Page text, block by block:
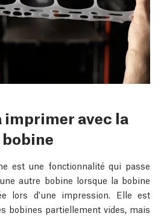
imprimer avec la
est une fonctionnalité qui passe
autre bobine lorsque la bobine
lors d'une impression. Elle est
bobines partiellement vides, mais